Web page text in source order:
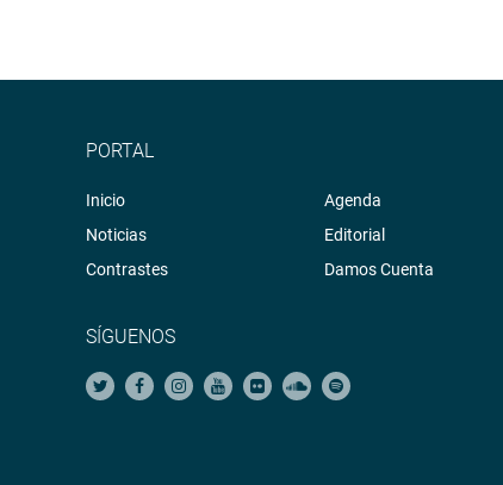
PORTAL
Inicio
Noticias
Contrastes
Agenda
Editorial
Damos Cuenta
SÍGUENOS